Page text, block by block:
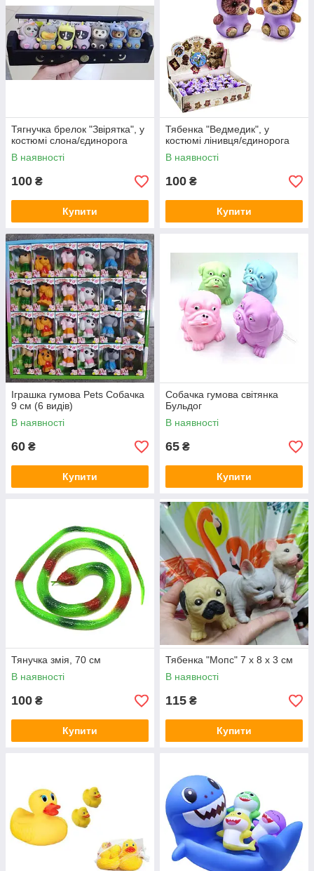
Тягнучка брелок "Звірятка", у
костюмі слона/єдинорога
В наявності
100 ₴
Купити
Тябенка "Ведмедик", у
костюмі лінивця/єдинорога
В наявності
100 ₴
Купити
Іграшка гумова Pets Собачка
9 см (6 видів)
В наявності
60 ₴
Купити
Собачка гумова світянка
Бульдог
В наявності
65 ₴
Купити
Тянучка змія, 70 см
В наявності
100 ₴
Купити
Тябенка "Мопс" 7 x 8 x 3 см
В наявності
115 ₴
Купити